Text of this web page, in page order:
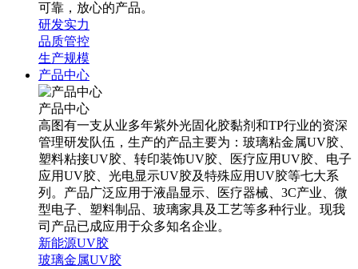
可靠，放心的产品。
研发实力
品质管控
生产规模
产品中心
产品中心
高图有一支从业多年紫外光固化胶黏剂和TP行业的资深
管理研发队伍，生产的产品主要为：玻璃粘金属UV胶、
塑料粘接UV胶、转印装饰UV胶、医疗应用UV胶、电子
应用UV胶、光电显示UV胶及特殊应用UV胶等七大系
列。产品广泛应用于液晶显示、医疗器械、3C产业、微
型电子、塑料制品、玻璃家具及工艺等多种行业。现我
司产品已成应用于众多知名企业。
新能源UV胶
玻璃金属UV胶